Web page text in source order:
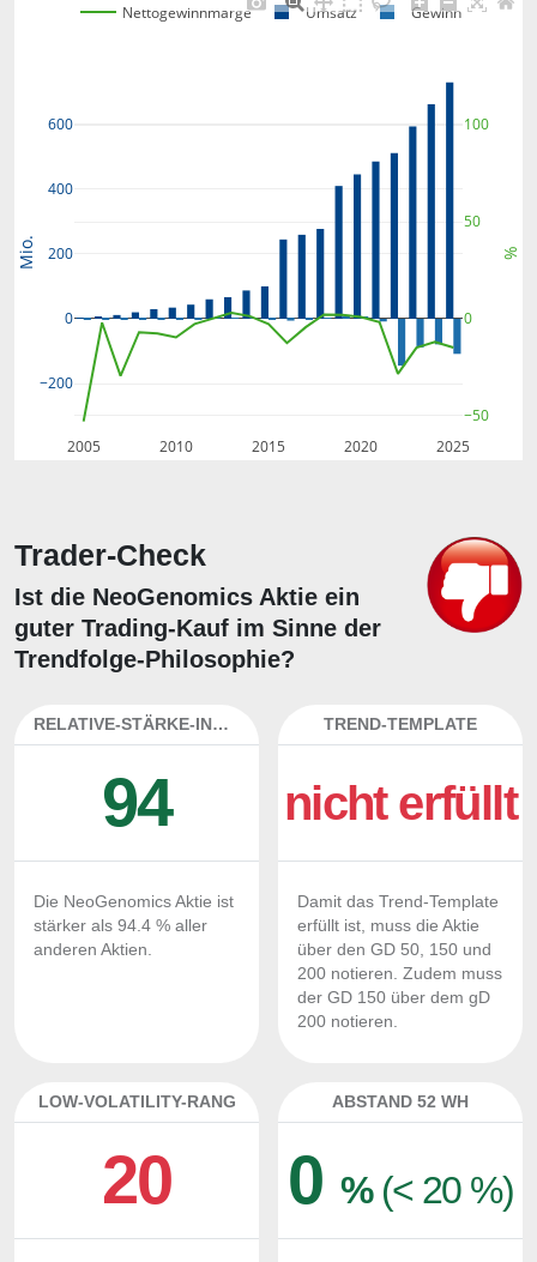
2005 2010 2015 2020 2025
−200
0
200
400
600
−50
0
50
100
Nettogewinnmarge Umsatz Gewinn
Mio. %
Trader-Check
Ist die NeoGenomics Aktie ein
guter Trading-Kauf im Sinne der
Trendfolge-Philosophie?
RELATIVE-STÄRKE-INDEX
94
Die NeoGenomics Aktie ist
stärker als 94.4 % aller
anderen Aktien.
TREND-TEMPLATE
nicht erfüllt
Damit das Trend-Template
erfüllt ist, muss die Aktie
über den GD 50, 150 und
200 notieren. Zudem muss
der GD 150 über dem gD
200 notieren.
LOW-VOLATILITY-RANG
20
ABSTAND 52 WH
0 % (< 20 %)